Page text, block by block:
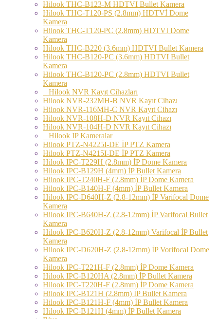
Hilook THC-B123-M HDTVI Bullet Kamera
Hilook THC-T120-PS (2.8mm) HDTVİ Dome
Kamera
Hilook THC-T120-PC (2.8mm) HDTVI Dome
Kamera
Hilook THC-B220 (3.6mm) HDTVI Bullet Kamera
Hilook THC-B120-PC (3.6mm) HDTVI Bullet
Kamera
Hilook THC-B120-PC (2.8mm) HDTVI Bullet
Kamera
Hilook NVR Kayıt Cihazları
Hilook NVR-232MH-B NVR Kayıt Cihazı
Hilook NVR-116MH-C NVR Kayıt Cihazı
Hilook NVR-108H-D NVR Kayıt Cihazı
Hilook NVR-104H-D NVR Kayıt Cihazı
Hilook IP Kameralar
Hilook PTZ-N4225I-DE İP PTZ Kamera
Hilook PTZ-N4215I-DE İP PTZ Kamera
Hilook IPC-T229H (2.8mm) İP Dome Kamera
Hilook IPC-B129H (4mm) İP Bullet Kamera
Hilook IPC-T240H-F (2.8mm) İP Dome Kamera
Hilook IPC-B140H-F (4mm) İP Bullet Kamera
Hilook IPC-D640H-Z (2.8-12mm) İP Varifocal Dome
Kamera
Hilook IPC-B640H-Z (2.8-12mm) İP Varifocal Bullet
Kamera
Hilook IPC-B620H-Z (2.8-12mm) Varifocal İP Bullet
Kamera
Hilook IPC-D620H-Z (2.8-12mm) İP Vorifocal Dome
Kamera
Hilook IPC-T221H-F (2.8mm) İP Dome Kamera
Hilook IPC-B120HA (2.8mm) İP Bullet Kamera
Hilook IPC-T220H-F (2.8mm) İP Dome Kamera
Hilook IPC-B121H (2.8mm) İP Bullet Kamera
Hilook IPC-B121H-F (4mm) İP Bullet Kamera
Hilook IPC-B121H (4mm) İP Bullet Kamera